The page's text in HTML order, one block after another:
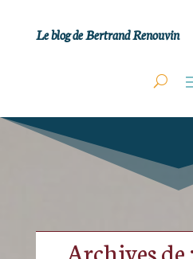
Le blog de Bertrand Renouvin
Archives